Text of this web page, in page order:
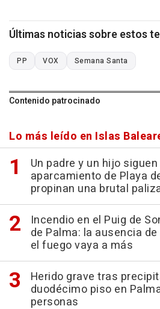
Últimas noticias sobre estos
PP VOX Semana Santa
Contenido patrocinado
Lo más leído en Islas
Un padre y un hijo
aparcamiento de Playa
propinan una brutal
Incendio en el Puig de
de Palma: la ausencia
el fuego vaya a más
Herido grave tras
duodécimo piso en
personas